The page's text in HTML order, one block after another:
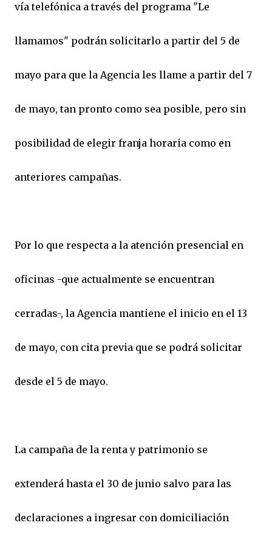
vía telefónica a través del programa "Le
llamamos" podrán solicitarlo a partir del 5 de
mayo para que la Agencia les llame a partir del 7
de mayo, tan pronto como sea posible, pero sin
posibilidad de elegir franja horaria como en
anteriores campañas.
Por lo que respecta a la atención presencial en
oficinas -que actualmente se encuentran
cerradas-, la Agencia mantiene el inicio en el 13
de mayo, con cita previa que se podrá solicitar
desde el 5 de mayo.
La campaña de la renta y patrimonio se
extenderá hasta el 30 de junio salvo para las
declaraciones a ingresar con domiciliación